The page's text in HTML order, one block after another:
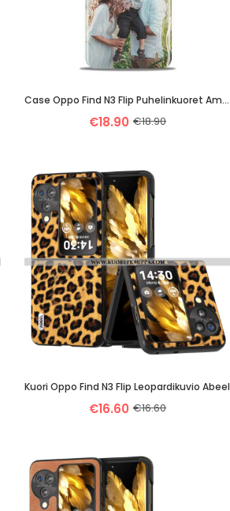
Case Oppo Find N3 Flip Puhelinkuoret Ammattilainen
€18.90 €18.90
Kuori Oppo Find N3 Flip Leopardikuvio Abeel
€16.60 €16.60